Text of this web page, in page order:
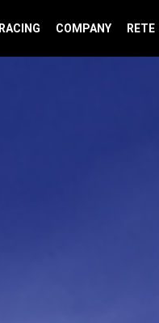
RACING COMPANY RETE